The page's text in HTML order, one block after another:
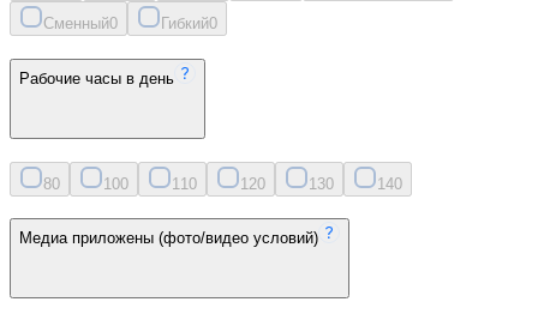
Сменный0 Гибкий0
Рабочие часы в день
80 100 11 0 120 130 140
Медиа приложены (фото/видео условий)